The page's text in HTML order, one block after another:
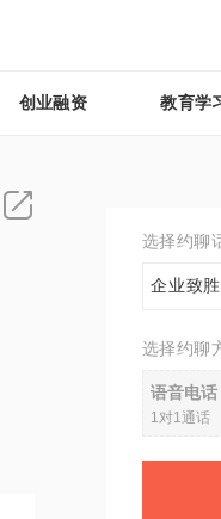
创业融资 教育学
选择约聊
企业致
选择约聊
语音电话
1对1通话